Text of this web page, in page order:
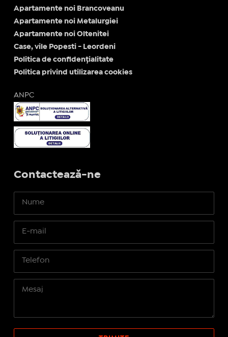
Apartamente noi Brancoveanu
Apartamente noi Metalurgiei
Apartamente noi Oltenitei
Case, vile Popesti - Leordeni
Politica de confidențialitate
Politica privind utilizarea cookies
ANPC
Contactează-ne